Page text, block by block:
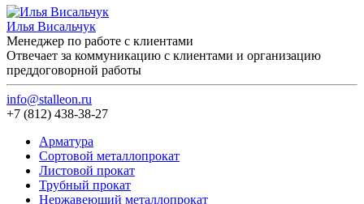
Илья Висальчук
Менеджер по работе с клиентами
Отвечает за коммуникацию с клиентами и организацию
преддоговорной работы
info@stalleon.ru
+7 (812) 438-38-27
Арматура
Сортовой металлопрокат
Листовой прокат
Трубный прокат
Нержавеющий металлопрокат